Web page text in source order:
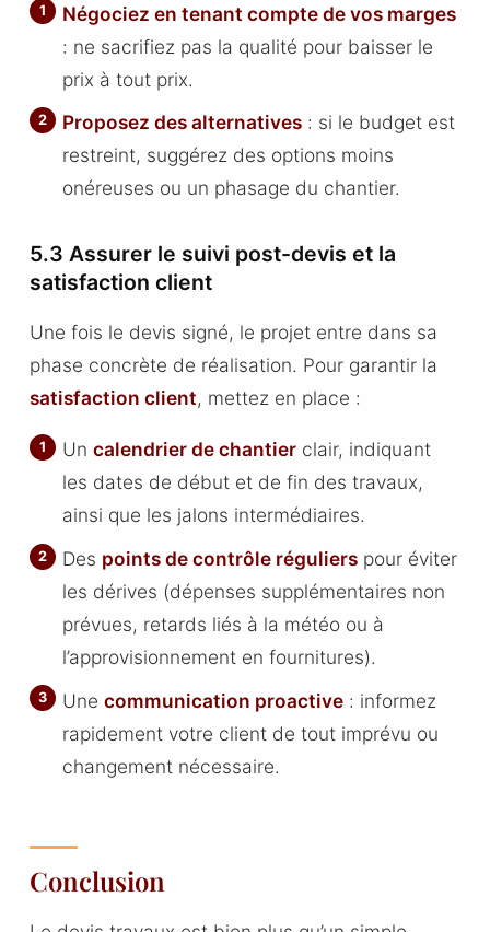
Négociez en tenant compte de vos marges
: ne sacrifiez pas la qualité pour baisser le
prix à tout prix.
Proposez des alternatives : si le budget est
restreint, suggérez des options moins
onéreuses ou un phasage du chantier.
5.3 Assurer le suivi post-devis et la
satisfaction client
Une fois le devis signé, le projet entre dans sa
phase concrète de réalisation. Pour garantir la
satisfaction client, mettez en place :
Uncalendrier de chantier clair, indiquant
les dates de début et de fin des travaux,
ainsi que les jalons intermédiaires.
Des points de contrôle réguliers pour éviter
les dérives (dépenses supplémentaires non
prévues, retards liés à la météo ou à
l’approvisionnement en fournitures).
Unecommunication proactive : informez
rapidement votre client de tout imprévu ou
changement nécessaire.
Conclusion